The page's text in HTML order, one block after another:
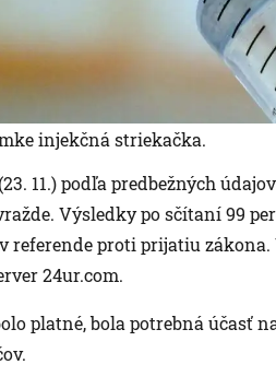
injekčná striekačka.
11.) podľa predbežných
Výsledky po sčítaní 99
referende proti prijatiu
24ur.com.
platné, bola potrebná účasť